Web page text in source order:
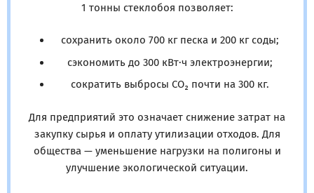
1 тонны стеклобоя позволяет:
сохранить около 700 кг песка и 200 кг соды;
сэкономить до 300 кВт·ч электроэнергии;
сократить выбросы CO₂ почти на 300 кг.
Для предприятий это означает снижение затрат на
закупку сырья и оплату утилизации отходов. Для
общества — уменьшение нагрузки на полигоны и
улучшение экологической ситуации.